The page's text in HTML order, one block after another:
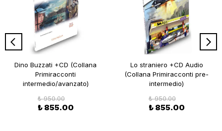
Dino Buzzati +CD (Collana
Primiracconti
intermedio/avanzato)
₺ 950.00
₺ 855.00
Lo straniero +CD Audio
(Collana Primiracconti pre-
intermedio)
₺ 950.00
₺ 855.00